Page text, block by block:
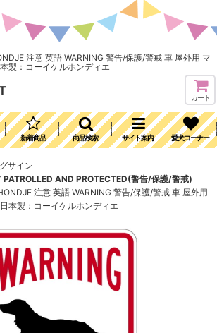
注意 英語 WARNING 警告/保護/警戒 車 屋外用 マ
製：コーイケルホンディエ
カート
新着商品 商品検索 サイト案内 愛犬コーナー
サイン
PATROLLED AND PROTECTED(警告/保護/警戒)
注意 英語 WARNING 警告/保護/警戒 車 屋外用
本製：コーイケルホンディエ